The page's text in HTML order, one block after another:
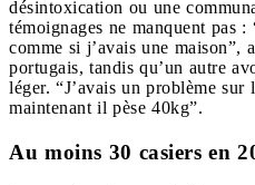
désintoxication ou une
témoignages ne manquent pas :
comme si j’avais une maison”,
portugais, tandis qu’un autre
léger. “J’avais un problème
maintenant il pèse 40kg”.
Au moins 30 casiers en